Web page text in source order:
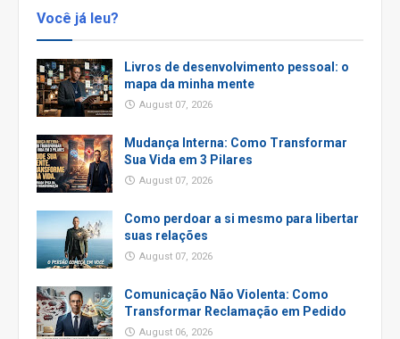
Você já leu?
Livros de desenvolvimento pessoal: o
mapa da minha mente
August 07, 2026
Mudança Interna: Como Transformar
Sua Vida em 3 Pilares
August 07, 2026
Como perdoar a si mesmo para libertar
suas relações
August 07, 2026
Comunicação Não Violenta: Como
Transformar Reclamação em Pedido
August 06, 2026